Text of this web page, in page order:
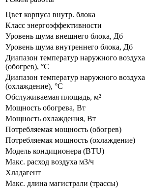
Цвет корпуса внутр. блока
Класс энергоэффективности
Уровень шума внешнего блока, Дб
Уровень шума внутреннего блока, Дб
Диапазон температур наружного воздуха
(обогрев), °C
Диапазон температур наружного воздуха
(охлаждение), °C
Обслуживаемая площадь, м²
Мощность обогрева, Вт
Мощность охлаждения, Вт
Потребляемая мощность (обогрев)
Потребляемая мощность (охлаждение)
Модель кондиционера (BTU)
Макс. расход воздуха м3/ч
Хладагент
Макс. длина магистрали (трассы)